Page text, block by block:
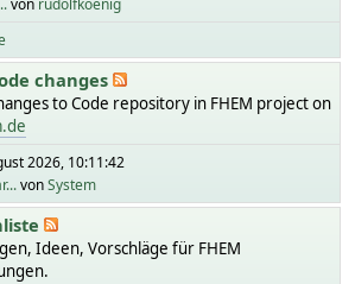
von rudolfkoenig
changes
to Code repository in FHEM project on
2026, 10:11:42
vonSystem
Ideen, Vorschläge für FHEM